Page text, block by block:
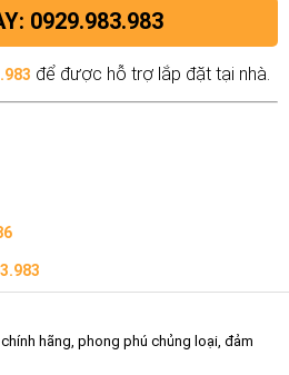
0929.983.983
để được hỗ trợ lắp đặt tại nhà.
hãng, phong phú chủng loại, đảm